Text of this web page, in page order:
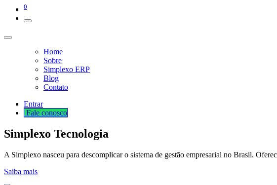
0
Home
Sobre
Simplexo ERP
Blog
Contato
Entrar
Fale cono​​​​​​​​sco
Simplexo Tecnologia
A Simplexo nasceu para descomplicar o sistema de gestão empresarial no Brasil.
Saiba mais